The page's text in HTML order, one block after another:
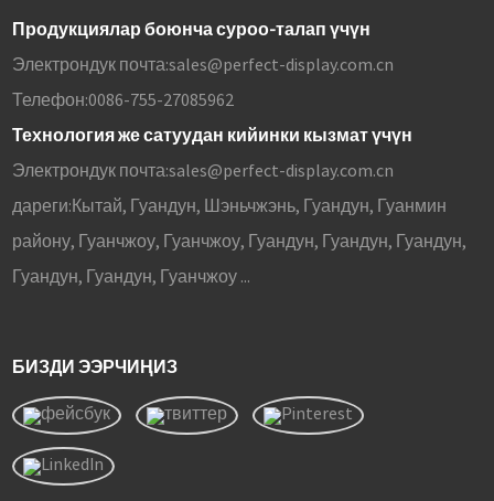
Продукциялар боюнча суроо-талап үчүн
Электрондук почта:sales@perfect-display.com.cn
Телефон:0086-755-27085962
Технология же сатуудан кийинки кызмат үчүн
Электрондук почта:sales@perfect-display.com.cn
дареги:Кытай, Гуандун, Шэньчжэнь, Гуандун, Гуанмин
району, Гуанчжоу, Гуанчжоу, Гуандун, Гуандун, Гуандун,
Гуандун, Гуандун, Гуанчжоу ...
БИЗДИ ЭЭРЧИҢИЗ